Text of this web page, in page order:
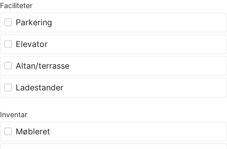
Faciliteter
Parkering
Elevator
Altan/terrasse
Ladestander
Inventar
Møbleret